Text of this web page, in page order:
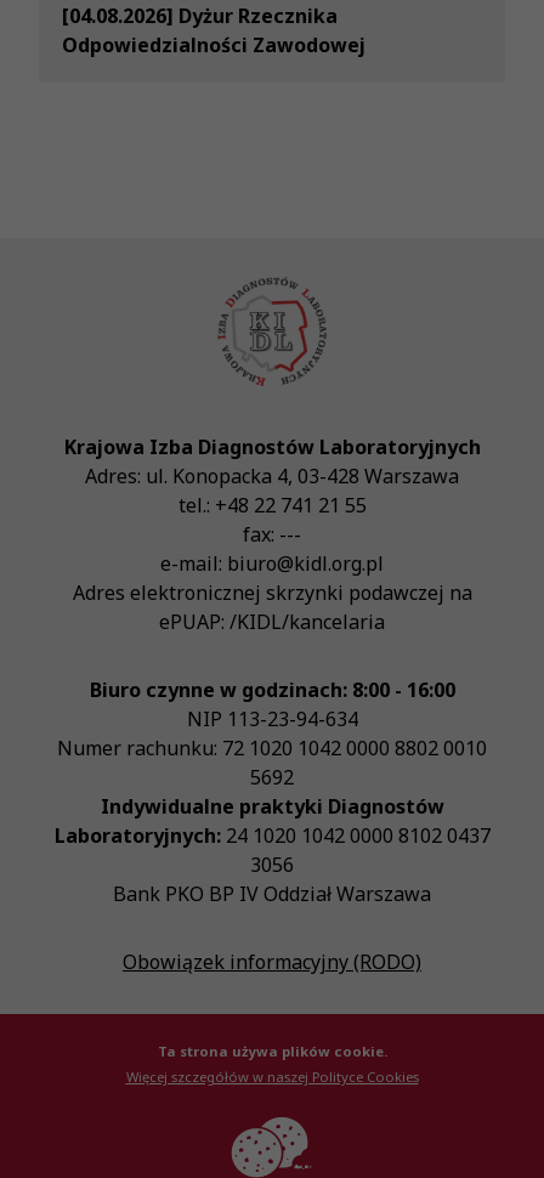
[04.08.2026] Dyżur Rzecznika
Odpowiedzialności Zawodowej
Krajowa Izba Diagnostów Laboratoryjnych
Adres: ul. Konopacka 4, 03-428 Warszawa
tel.: +48 22 741 21 55
fax: ---
e-mail: biuro@kidl.org.pl
Adres elektronicznej skrzynki podawczej na
ePUAP: /KIDL/kancelaria
Biuro czynne w godzinach: 8:00 - 16:00
NIP 113-23-94-634
Numer rachunku: 72 1020 1042 0000 8802 0010
5692
Indywidualne praktyki Diagnostów
Laboratoryjnych:24 1020 1042 0000 8102 0437
3056
Bank PKO BP IV Oddział Warszawa
Obowiązek informacyjny (RODO)
© Krajowa Izba Diagnostów Laboratoryjnych 2026
Ta strona używa plików cookie.
Więcej szczegółów w naszej Polityce Cookies